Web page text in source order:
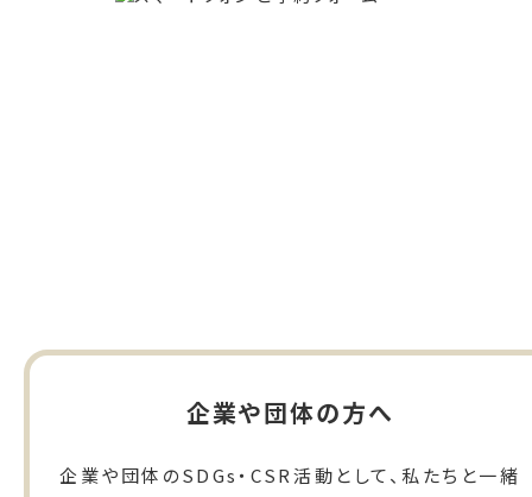
企業や団体の方へ
企業や団体のSDGs・CSR活動として、私たちと一緒